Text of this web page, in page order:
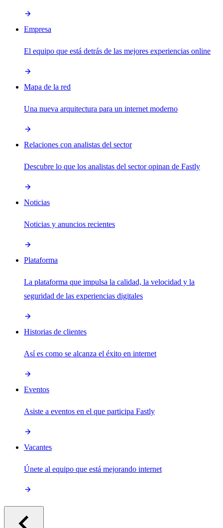
Empresa
El equipo que está detrás de las mejores experiencias online
Mapa de la red
Una nueva arquitectura para un internet moderno
Relaciones con analistas del sector
Descubre lo que los analistas del sector opinan de Fastly
Noticias
Noticias y anuncios recientes
Plataforma
La plataforma que impulsa la calidad, la velocidad y la
seguridad de las experiencias digitales
Historias de clientes
Así es como se alcanza el éxito en internet
Eventos
Asiste a eventos en el que participa Fastly
Vacantes
Únete al equipo que está mejorando internet